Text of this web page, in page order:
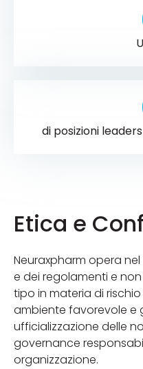
di posizioni
Etica e
Neuraxpharm opera
e dei regolamenti e
tipo in materia di
ambiente favorevole e
ufficializzazione delle
governance
organizzazione.